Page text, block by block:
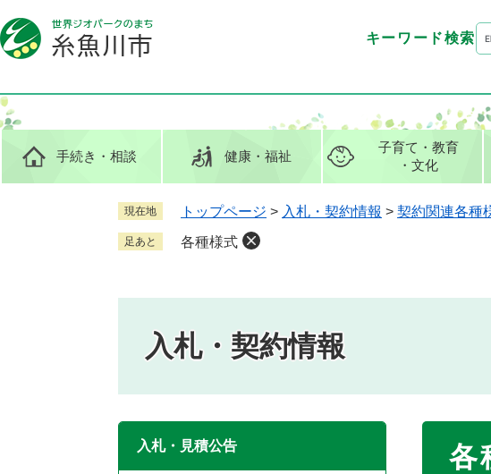
ー
ジ
先
頭
。
ニ
ュ
を
飛
て
手続き ・相談 健康・福祉
子育て ・教育
・文化
キーワード検索
G
o
g
l
ス
タ
現在地 トップページ > 入札・契約情報 > 契約関連各種
足あと 各種様式
入札・契約情報
各
入札・見積公告